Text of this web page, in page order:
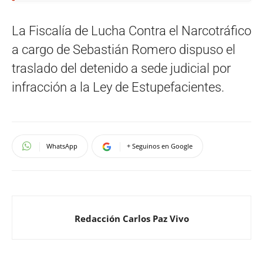
La Fiscalía de Lucha Contra el Narcotráfico
a cargo de Sebastián Romero dispuso el
traslado del detenido a sede judicial por
infracción a la Ley de Estupefacientes.
WhatsApp + Seguinos en Google
Redacción Carlos Paz Vivo